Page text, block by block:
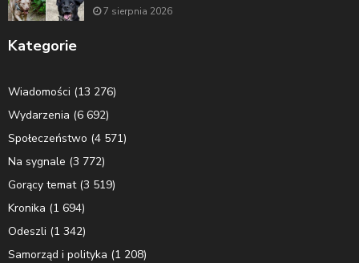
7 sierpnia 2026
Kategorie
Wiadomości (13 276)
Wydarzenia (6 692)
Społeczeństwo (4 571)
Na sygnale (3 772)
Gorący temat(3 519)
Kronika (1 694)
Odeszli (1 342)
Samorząd i polityka (1 208)